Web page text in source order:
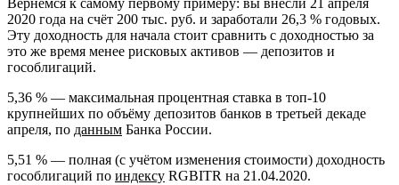
Вернёмся к самому первому примеру: вы внесли 21 апреля
2020 года на счёт 200 тыс. руб. и заработали 26,3 % годовых.
Эту доходность для начала стоит сравнить с доходностью за
это же время менее рисковых активов — депозитов и
гособлигаций.
5,36 % — максимальная процентная ставка в топ-10
крупнейших по объёму депозитов банков в третьей декаде
апреля, по данным Банка России.
5,51 % — полная (с учётом изменения стоимости) доходность
гособлигаций по индексу RGBITR на 21.04.2020.